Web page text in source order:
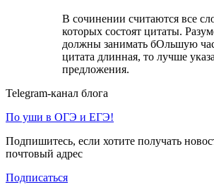
В сочинении считаются все
которых состоят цитаты.
должны занимать бОльшую
цитата длинная, то лучше
предложения.
Telegram-канал блога
По уши в ОГЭ и ЕГЭ!
Подпишитесь, если хотите получать
почтовый адрес
Подписаться